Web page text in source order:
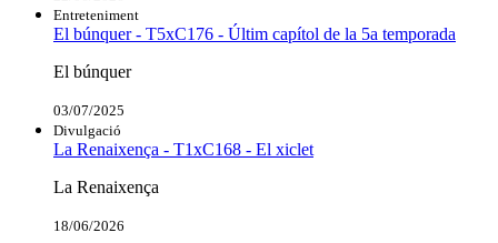
Entreteniment
El búnquer - T5xC176 - Últim capítol de la 5a temporada
El búnquer
03/07/2025
Divulgació
La Renaixença - T1xC168 - El xiclet
La Renaixença
18/06/2026